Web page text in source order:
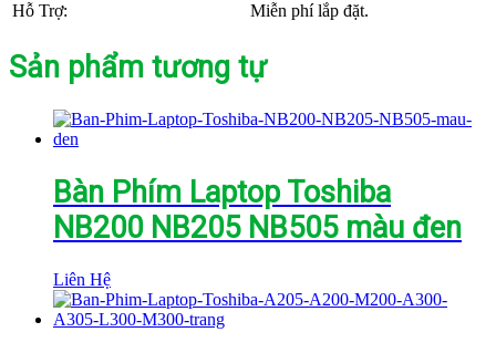
Hỗ Trợ:
Miễn phí lắp đặt.
Sản phẩm tương tự
Bàn Phím Laptop Toshiba
NB200 NB205 NB505 màu đen
Liên Hệ